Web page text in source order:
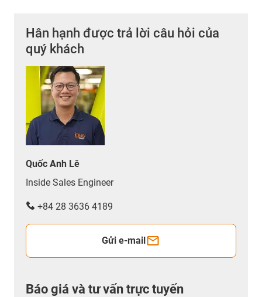
Hân hạnh được trả lời câu hỏi của
quý khách
Quốc Anh Lê
Inside Sales Engineer
+84 28 3636 4189
Gửi e-mail
Báo giá và tư vấn trực tuyến